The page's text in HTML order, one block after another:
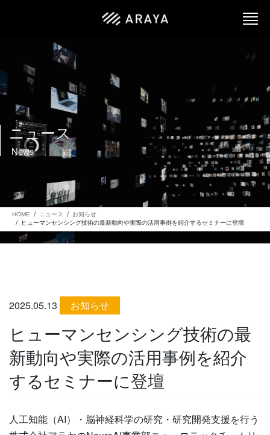
ニュース
News
HOME ニュース
お知らせ
ヒューマンセンシング技術の最新動向や実際の活用事例を紹介するセミナーに登壇
2025.05.13 お知らせ
ヒューマンセンシング技術の最
新動向や実際の活用事例を紹介
するセミナーに登壇
人工知能（AI）・脳神経科学の研究・研究開発支援を行う